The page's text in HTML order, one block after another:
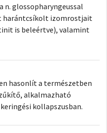
n. glossopharyngeussal
harántcsíkolt izomrostjait
is beleértve), valamint
hasonlít a természetben
alkalmazható
kollapszusban.